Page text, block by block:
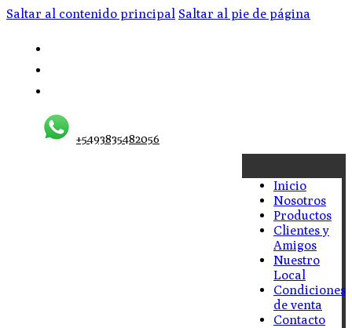
Saltar al contenido principal Saltar al pie de página
+5493835482056
Inicio
Nosotros
Productos
Clientes y
Amigos
Nuestro
Local
Condiciones
de venta
Contacto